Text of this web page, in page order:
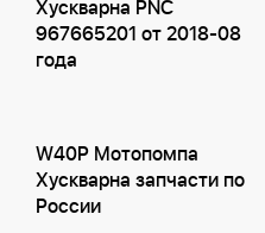
Хускварна PNC
967665201 от 2018-08
года
W40P Мотопомпа
Хускварна запчасти по
России